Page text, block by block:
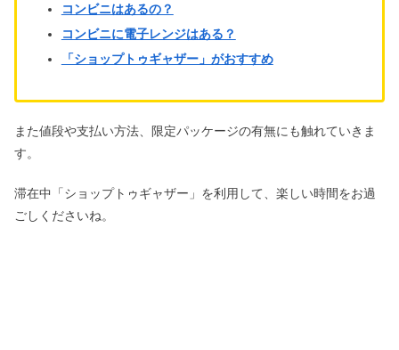
コンビニはあるの？
コンビニに電子レンジはある？
「ショップトゥギャザー」がおすすめ
また値段や支払い方法、限定パッケージの有無にも触れていきま
す。
滞在中「ショップトゥギャザー」を利用して、楽しい時間をお過
ごしくださいね。